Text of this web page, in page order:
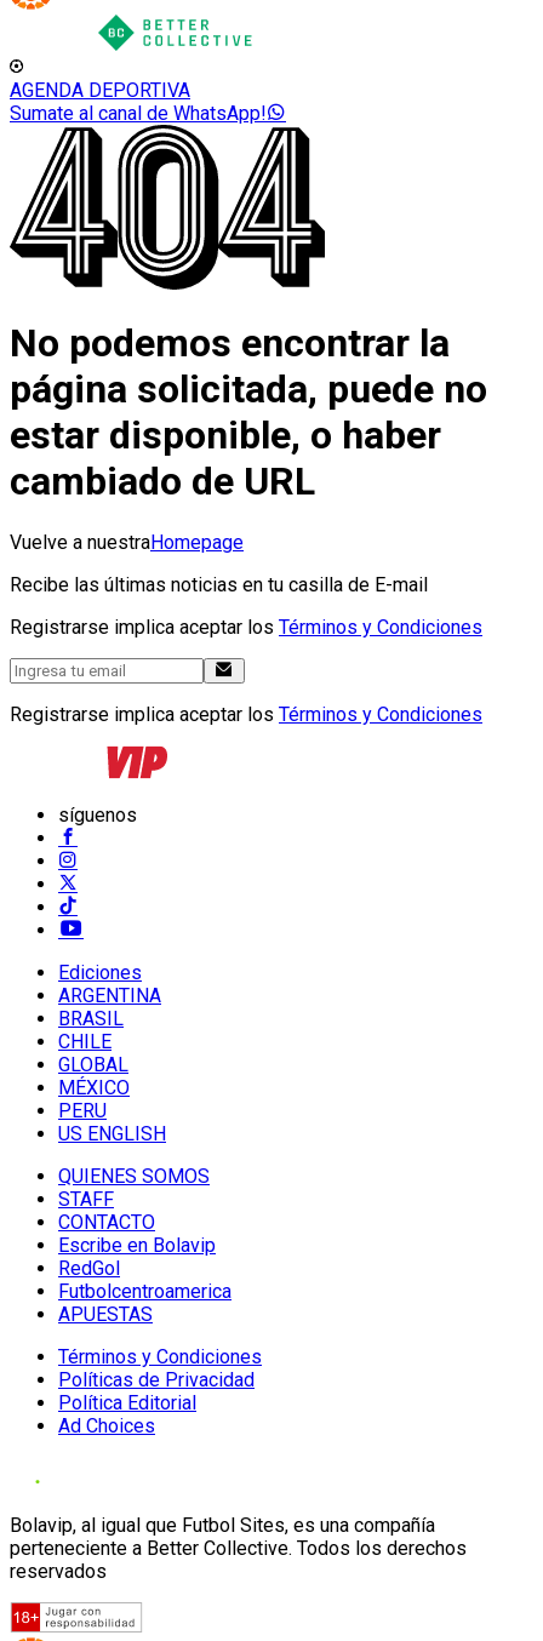
AGENDA DEPORTIVA
Sumate al canal de WhatsApp!
No podemos encontrar la
página solicitada, puede no
estar disponible, o haber
cambiado de URL
Vuelve a nuestraHomepage
Recibe las últimas noticias en tu casilla de E-mail
Registrarse implica aceptar los Términos y Condiciones
Registrarse implica aceptar los Términos y Condiciones
síguenos
Ediciones
ARGENTINA
BRASIL
CHILE
GLOBAL
MÉXICO
PERU
US ENGLISH
QUIENES SOMOS
STAFF
CONTACTO
Escribe en Bolavip
RedGol
Futbolcentroamerica
APUESTAS
Términos y Condiciones
Políticas de Privacidad
Política Editorial
Ad Choices
Bolavip, al igual que Futbol Sites, es una compañía
perteneciente a Better Collective. Todos los derechos
reservados